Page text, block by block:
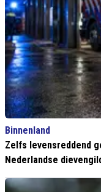
Binnenland
Zelfs levensreddend
Nederlandse